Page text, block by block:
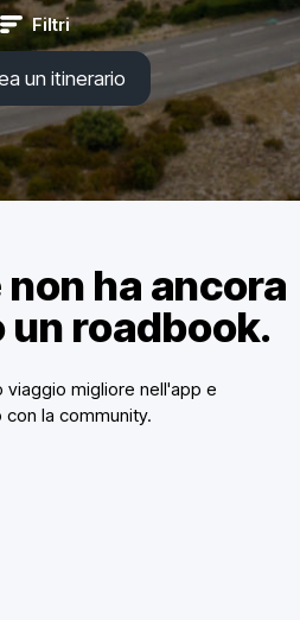
Filtri
un itinerario
ha ancora
roadbook.
viaggio migliore nell'app e
con la community.